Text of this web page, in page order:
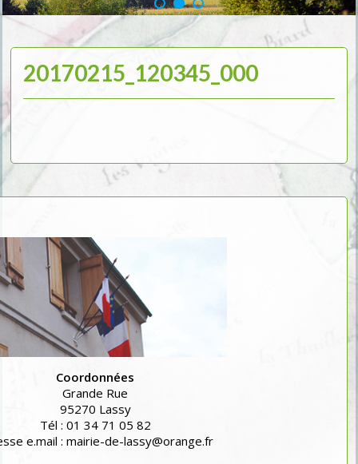
20170215_120345_000
Coordonnées
Grande Rue
95270 Lassy
Tél : 01 34 71 05 82
e.mail : mairie-de-lassy@orange.fr